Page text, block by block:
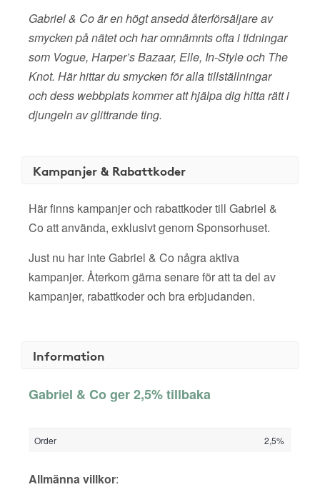
Gabriel & Co är en högt ansedd återförsäljare av
smycken på nätet och har omnämnts ofta i tidningar
som Vogue, Harper’s Bazaar, Elle, In-Style och The
Knot. Här hittar du smycken för alla tillställningar
och dess webbplats kommer att hjälpa dig hitta rätt i
djungeln av glittrande ting.
Kampanjer & Rabattkoder
Här finns kampanjer och rabattkoder till Gabriel &
Co att använda, exklusivt genom Sponsorhuset.
Just nu har inte Gabriel & Co några aktiva
kampanjer. Återkom gärna senare för att ta del av
kampanjer, rabattkoder och bra erbjudanden.
Information
Gabriel & Co ger 2,5% tillbaka
Order 2,5%
Allmänna villkor: